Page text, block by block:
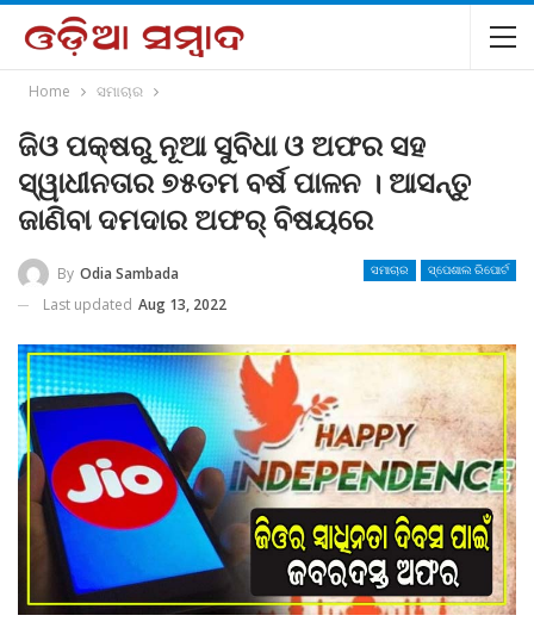
Home ସମାଚାର
ଜିଓ ପକ୍ଷରୁ ନୂଆ ସୁବିଧା ଓ ଅଫର ସହ
ସ୍ୱାଧୀନତାର ୭୫ତମ ବର୍ଷ ପାଳନ । ଆସନ୍ତୁ
ଜାଣିବା ଦମଦାର ଅଫର୍ ବିଷୟରେ
ସମାଚାର ସ୍ପେଶାଲ ରିପୋର୍ଟ
By Odia Sambada
Last updated Aug 13, 2022